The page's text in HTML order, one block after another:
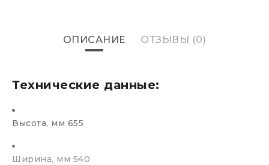
ОПИСАНИЕ ОТЗЫВЫ (0)
Технические данные:
Высота, мм 655
Ширина, мм 540